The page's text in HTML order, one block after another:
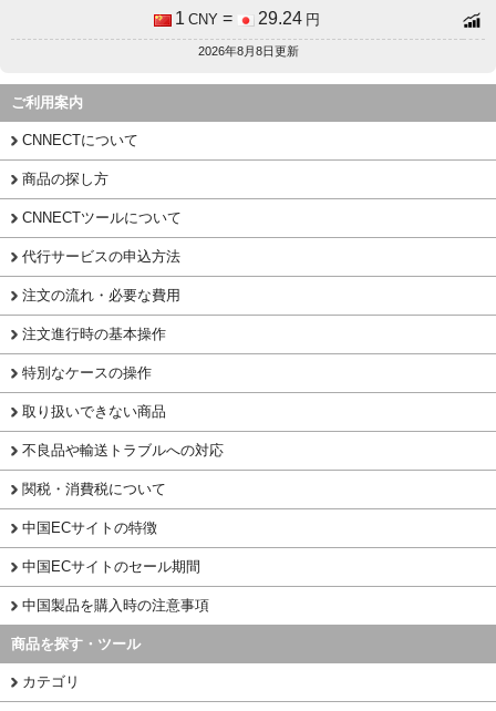
1 CNY = 29.24 円
2026年8月8日更新
ご利用案内
CNNECTについて
商品の探し方
CNNECTツールについて
代行サービスの申込方法
注文の流れ・必要な費用
注文進行時の基本操作
特別なケースの操作
取り扱いできない商品
不良品や輸送トラブルへの対応
関税・消費税について
中国ECサイトの特徴
中国ECサイトのセール期間
中国製品を購入時の注意事項
商品を探す・ツール
カテゴリ